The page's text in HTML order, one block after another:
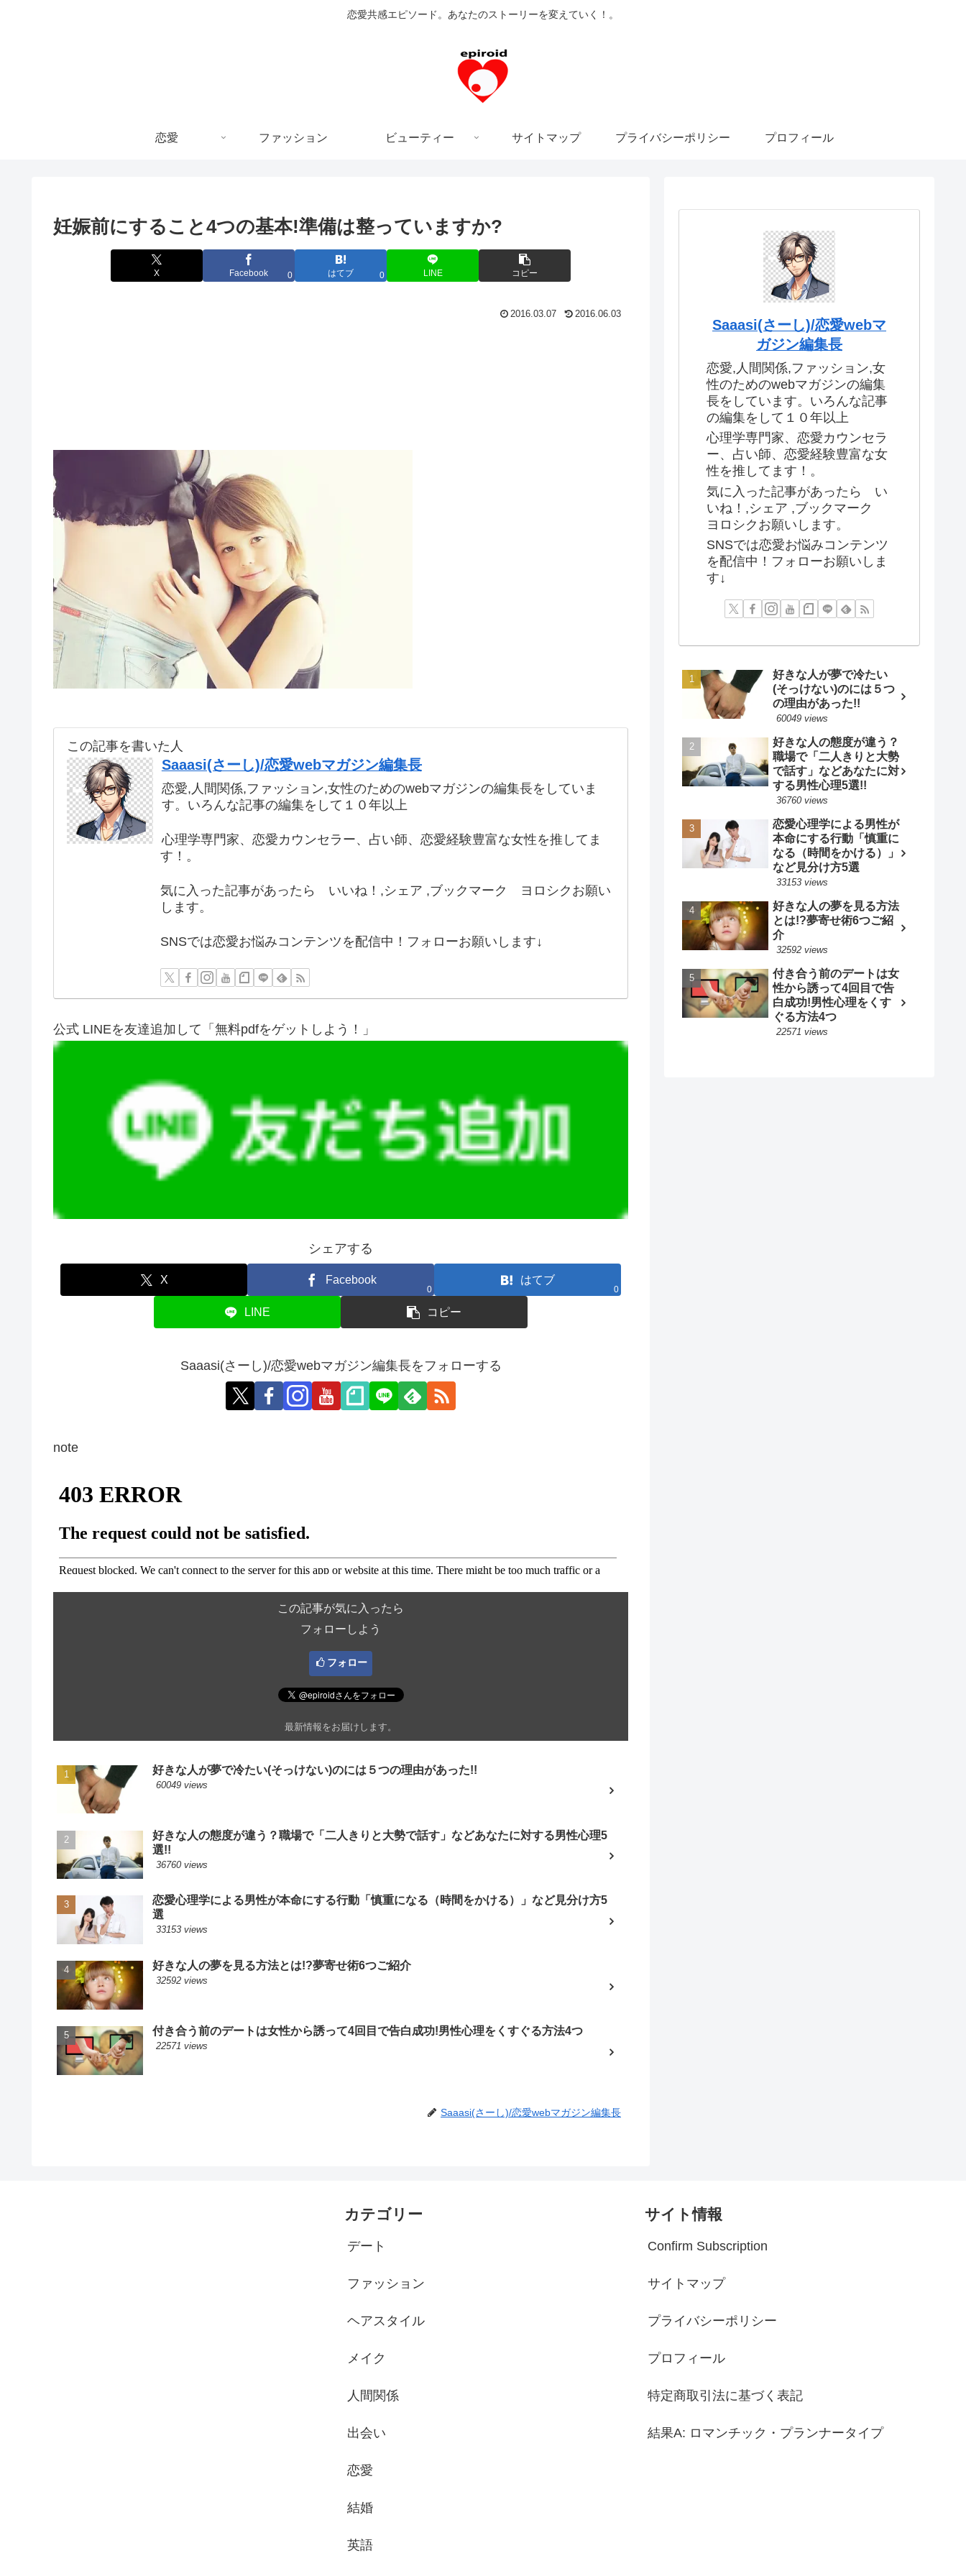
恋愛共感エピソード。あなたのストーリーを変えていく！。
恋愛 ファッション ビューティー サイトマップ プライバシーポリシー プロフィール
妊娠前にすること4つの基本!準備は整っていますか?
X Facebook 0 はてブ 0 LINE コピー
2016.03.07 2016.06.03
この記事を書いた人
Saaasi(さーし)/恋愛webマガジン編集長
恋愛,人間関係,ファッション,女性のためのwebマガジンの編集長をしていま
す。いろんな記事の編集をして１０年以上
心理学専門家、恋愛カウンセラー、占い師、恋愛経験豊富な女性を推してま
す！。
気に入った記事があったら いいね！,シェア ,ブックマーク ヨロシクお願い
します。
SNSでは恋愛お悩みコンテンツを配信中！フォローお願いします↓
公式 LINEを友達追加して「無料pdfをゲットしよう！」
シェアする
X Facebook
0
はてブ
0
LINE コピー
Saaasi(さーし)/恋愛webマガジン編集長をフォローする
note
この記事が気に入ったら
フォローしよう
フォロー
最新情報をお届けします。
好きな人が夢で冷たい(そっけない)のには５つの理由があった!!
60049 views
好きな人の態度が違う？職場で「二人きりと大勢で話す」などあなたに対する男性心理5
選!!
36760 views
恋愛心理学による男性が本命にする行動「慎重になる（時間をかける）」など見分け方5
選
33153 views
好きな人の夢を見る方法とは!?夢寄せ術6つご紹介
32592 views
付き合う前のデートは女性から誘って4回目で告白成功!男性心理をくすぐる方法4つ
22571 views
Saaasi(さーし)/恋愛webマガジン編集長
Saaasi(さーし)/恋愛webマ
ガジン編集長
恋愛,人間関係,ファッション,女
性のためのwebマガジンの編集
長をしています。いろんな記事
の編集をして１０年以上
心理学専門家、恋愛カウンセラ
ー、占い師、恋愛経験豊富な女
性を推してます！。
気に入った記事があったら い
いね！,シェア ,ブックマーク
ヨロシクお願いします。
SNSでは恋愛お悩みコンテンツ
を配信中！フォローお願いしま
す↓
好きな人が夢で冷たい
(そっけない)のには５つ
の理由があった!!
60049 views
好きな人の態度が違う？
職場で「二人きりと大勢
で話す」などあなたに対
する男性心理5選!!
36760 views
恋愛心理学による男性が
本命にする行動「慎重に
なる（時間をかける）」
など見分け方5選
33153 views
好きな人の夢を見る方法
とは!?夢寄せ術6つご紹
介
32592 views
付き合う前のデートは女
性から誘って4回目で告
白成功!男性心理をくす
ぐる方法4つ
22571 views
カテゴリー
デート
ファッション
ヘアスタイル
メイク
人間関係
出会い
恋愛
結婚
英語
サイト情報
Confirm Subscription
サイトマップ
プライバシーポリシー
プロフィール
特定商取引法に基づく表記
結果A: ロマンチック・プランナータイプ